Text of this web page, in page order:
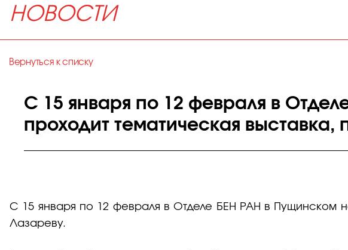
НОВОСТИ
Вернуться к списку
С 15 января по 12 февраля в
проходит тематическая
С 15 января по 12 февраля в Отделе БЕН РАН в Пущинском
Лазареву.